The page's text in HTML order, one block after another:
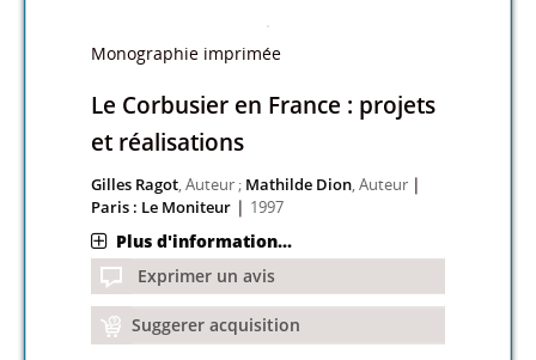
Monographie imprimée
Le Corbusier en France : projets
et réalisations